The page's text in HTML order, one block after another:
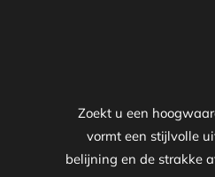
Zoekt u een
vormt een stijlvolle
belijning en de strakke